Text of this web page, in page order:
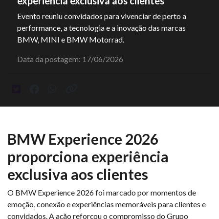
Evento reuniu convidados para vivenciar de perto a
performance, a tecnologia e a inovação das marcas
BMW, MINI e BMW Motorrad.
Data da postagem: 17/06/2026
BMW Experience 2026
proporciona experiência
exclusiva aos clientes
O BMW Experience 2026 foi marcado por momentos de
emoção, conexão e experiências memoráveis para clientes e
convidados. A ação reforçou o compromisso do Grupo